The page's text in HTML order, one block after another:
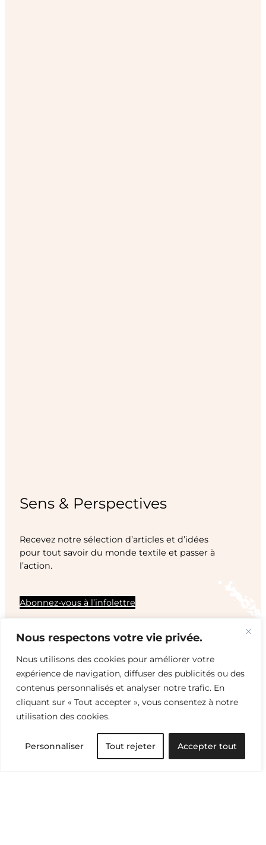
Nous respectons votre vie privée.
Nous utilisons des cookies pour améliorer votre
expérience de navigation, diffuser des publicités ou des
contenus personnalisés et analyser notre trafic. En
cliquant sur « Tout accepter », vous consentez à notre
utilisation des cookies.
Personnaliser Tout rejeter Accepter tout
Sens & Perspectives
Recevez notre sélection d’articles et d’idées
pour tout savoir du monde textile et passer à
l’action.
Abonnez-vous à l’infolettre